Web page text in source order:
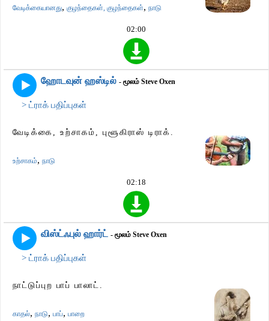
வேடிக்கையானது, குழந்தைகள், குழந்தைகள், நாடு
02:00
ஹோடவுன் ஹஸ்டில் - மூலம் Steve Oxen
> ட்ராக் பதிப்புகள்
வேடிக்கை, உற்சாகம், புளூகிராஸ் டிராக்.
உற்சாகம், நாடு
02:18
விஸ்ட்ஃபுல் ஹார்ட் - மூலம் Steve Oxen
> ட்ராக் பதிப்புகள்
நாட்டுப்புற பாப் பாலாட்.
காதல், நாடு, பாப், பாறை